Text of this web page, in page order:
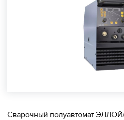
Сварочный полуавтомат